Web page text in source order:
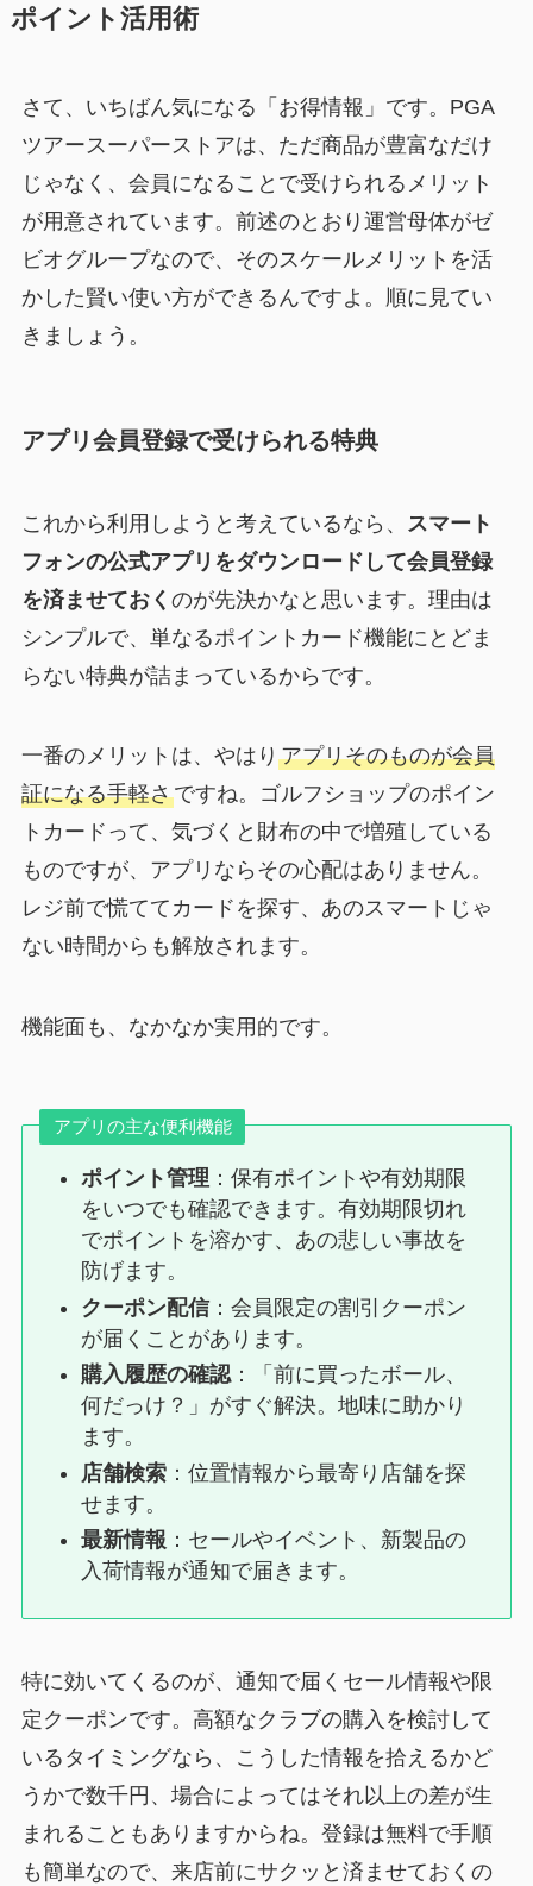
ポイント活用術
さて、いちばん気になる「お得情報」です。PGA
ツアースーパーストアは、ただ商品が豊富なだけ
じゃなく、会員になることで受けられるメリット
が用意されています。前述のとおり運営母体がゼ
ビオグループなので、そのスケールメリットを活
かした賢い使い方ができるんですよ。順に見てい
きましょう。
アプリ会員登録で受けられる特典
これから利用しようと考えているなら、
スマート
フォンの公式アプリをダウンロードして会員登録
を済ませておく のが先決かなと思います。理由は
シンプルで、単なるポイントカード機能にとどま
らない特典が詰まっているからです。
一番のメリットは、やはり アプリそのものが会員
証になる手軽さですね。ゴルフショップのポイン
トカードって、気づくと財布の中で増殖している
ものですが、アプリならその心配はありません。
レジ前で慌ててカードを探す、あのスマートじゃ
ない時間からも解放されます。
機能面も、なかなか実用的です。
アプリの主な便利機能
ポイント管理 ：保有ポイントや有効期限
をいつでも確認できます。有効期限切れ
でポイントを溶かす、あの悲しい事故を
防げます。
クーポン配信：会員限定の割引クーポン
が届くことがあります。
購入履歴の確認：「前に買ったボール、
何だっけ？」がすぐ解決。地味に助かり
ます。
店舗検索 ：位置情報から最寄り店舗を探
せます。
最新情報 ：セールやイベント、新製品の
入荷情報が通知で届きます。
特に効いてくるのが、通知で届くセール情報や限
定クーポンです。高額なクラブの購入を検討して
いるタイミングなら、こうした情報を拾えるかど
うかで数千円、場合によってはそれ以上の差が生
まれることもありますからね。登録は無料で手順
も簡単なので、来店前にサクッと済ませておくの